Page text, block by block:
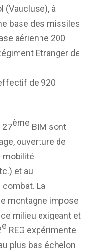
(Vaucluse), à
base des missiles
aérienne 200
Etranger de
de 920
27ème BIM sont
ouverture de
mobilité
et au
La
montagne impose
milieu exigeant et
e REG expérimente
plus bas échelon